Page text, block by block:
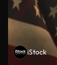
iStock